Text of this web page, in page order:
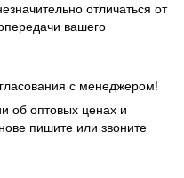
отличаться от
вашего
с менеджером!
об оптовых ценах и
пишите или звоните